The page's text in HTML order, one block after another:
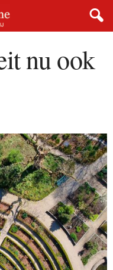
nu ook
×
ik de